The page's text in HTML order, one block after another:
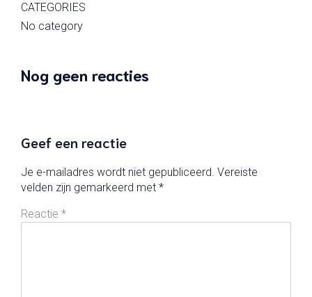
CATEGORIES
No category
Nog geen reacties
Geef een reactie
Je e-mailadres wordt niet gepubliceerd. Vereiste
velden zijn gemarkeerd met *
Reactie *